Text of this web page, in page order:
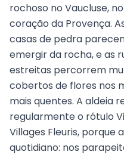
rochoso no Vaucluse, no
coração da Provença.
casas de pedra
emergir da rocha, e as
estreitas percorrem
cobertos de flores nos
mais quentes. A aldeia
regularmente o rótulo
Villages Fleuris, porque
quotidiano: nos